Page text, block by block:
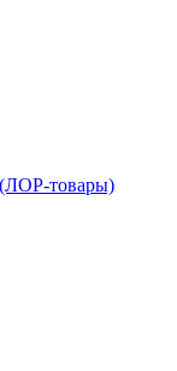
(ЛОР-товары)